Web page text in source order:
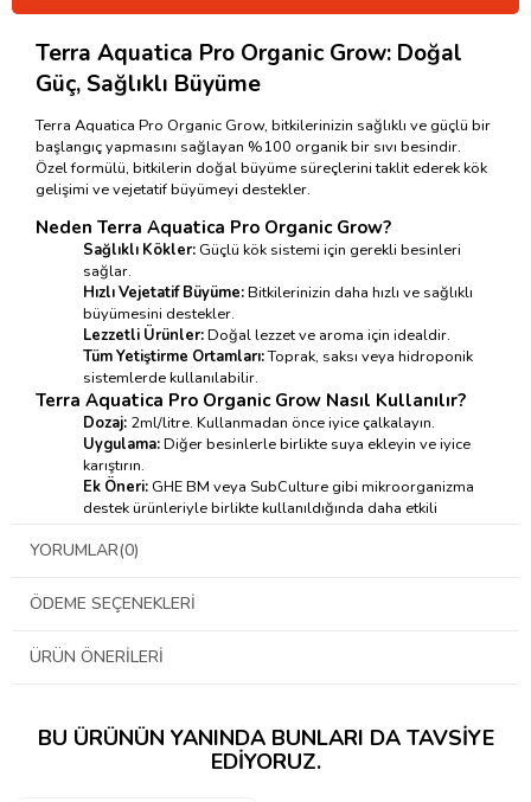
Terra Aquatica Pro Organic Grow: Doğal
Güç, Sağlıklı Büyüme
Terra Aquatica Pro Organic Grow, bitkilerinizin sağlıklı ve güçlü bir
başlangıç yapmasını sağlayan %100 organik bir sıvı besindir.
Özel formülü, bitkilerin doğal büyüme süreçlerini taklit ederek kök
gelişimi ve vejetatif büyümeyi destekler.
Neden Terra Aquatica Pro Organic Grow?
Sağlıklı Kökler: Güçlü kök sistemi için gerekli besinleri
sağlar.
Hızlı Vejetatif Büyüme:Bitkilerinizin daha hızlı ve sağlıklı
büyümesini destekler.
Lezzetli Ürünler:Doğal lezzet ve aroma için idealdir.
Tüm Yetiştirme Ortamları:Toprak, saksı veya hidroponik
sistemlerde kullanılabilir.
Terra Aquatica Pro Organic Grow Nasıl Kullanılır?
Dozaj: 2ml/litre. Kullanmadan önce iyice çalkalayın.
Uygulama:Diğer besinlerle birlikte suya ekleyin ve iyice
karıştırın.
Ek Öneri: GHE BM veya SubCulture gibi mikroorganizma
destek ürünleriyle birlikte kullanıldığında daha etkili
→ kullanım tablosu için tıklayınız ←
YORUMLAR(0)
ÖDEME SEÇENEKLERI
ÜRÜN ÖNERILERI
BU ÜRÜNÜN YANINDA BUNLARI DA TAVSIYE
EDIYORUZ.